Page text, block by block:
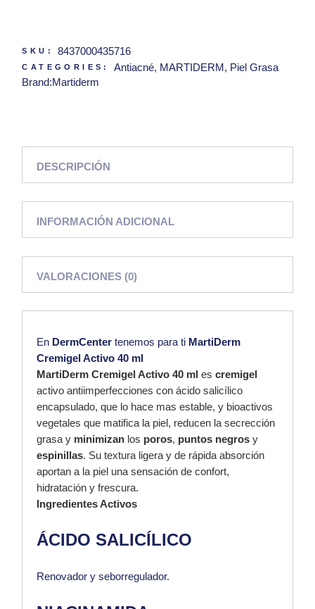
MartiDerm Cremigel Activo 40 ml
SKU: 8437000435716
CATEGORIES: Antiacné, MARTIDERM, Piel Grasa
Brand:Martiderm
DESCRIPCIÓN
INFORMACIÓN ADICIONAL
VALORACIONES (0)
En DermCenter tenemos para ti MartiDerm
Cremigel Activo 40 ml
MartiDerm Cremigel Activo 40 ml escremigel
activo antiimperfecciones con ácido salicílico
encapsulado, que lo hace mas estable, y bioactivos
vegetales que matifica la piel, reducen la secrección
grasa y minimizan los poros, puntos negros y
espinillas. Su textura ligera y de rápida absorción
aportan a la piel una sensación de confort,
hidratación y frescura.
Ingredientes Activos
ÁCIDO SALICÍLICO
Renovador y seborregulador.